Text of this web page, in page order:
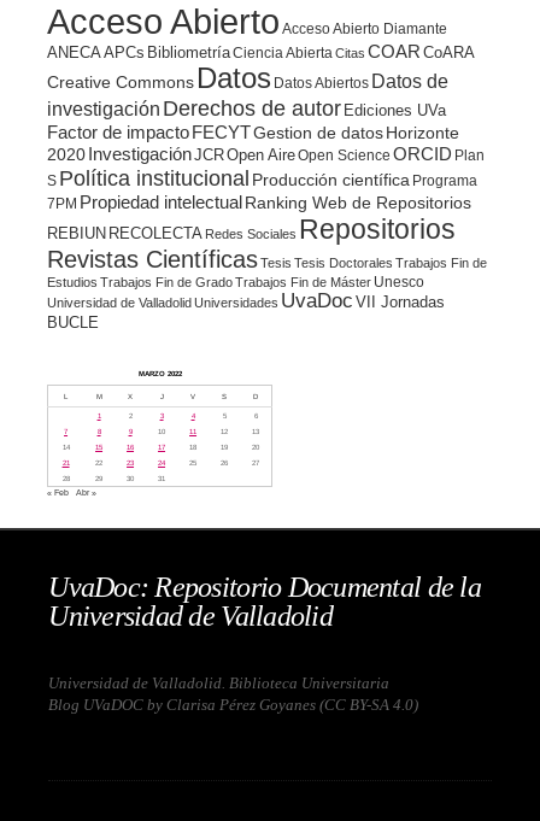
Acceso Abierto Acceso Abierto Diamante
ANECAAPCs BibliometríaCiencia Abierta Citas COAR CoARA
Creative Commons Datos Datos Abiertos Datos de
investigación Derechos de autor Ediciones UVa
Factor de impacto FECYTGestion de datosHorizonte
2020 InvestigaciónJCROpen AireOpen Science ORCID Plan
S Política institucional Producción científica Programa
7PM Propiedad intelectualRanking Web de Repositorios
REBIUN RECOLECTA Redes Sociales Repositorios
Revistas CientíficasTesis Tesis Doctorales Trabajos Fin de
Estudios Trabajos Fin de GradoTrabajos Fin de Máster Unesco
Universidad de Valladolid Universidades UvaDoc VII Jornadas
BUCLE
MARZO 2022
L M X J V S D
1 2 3 4 5
6
7
8 9 10 11 12
13
14
15 16 17 18 19
20
21
22 23 24 25 26
27
28
29 30 31
« Feb Abr »
UvaDoc: Repositorio Documental de la
Universidad de Valladolid
Universidad de Valladolid. Biblioteca Universitaria
Blog UVaDOC by Clarisa Pérez Goyanes (CC BY-SA 4.0)